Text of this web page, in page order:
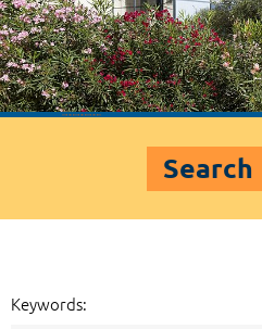
Search
Keywords: